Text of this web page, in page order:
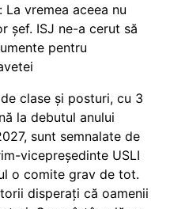
La vremea aceea nu
șef. ISJ ne-a cerut să
pentru
clase și posturi, cu 3
la debutul anului
sunt semnalate de
vicepreședinte USLI
o comite grav de tot.
disperați că oamenii